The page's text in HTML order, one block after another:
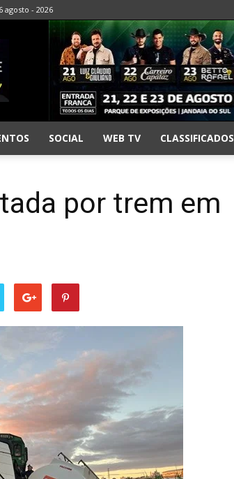
agosto - 2026
SOCIAL WEB TV CLASSIFICADOS
por trem em